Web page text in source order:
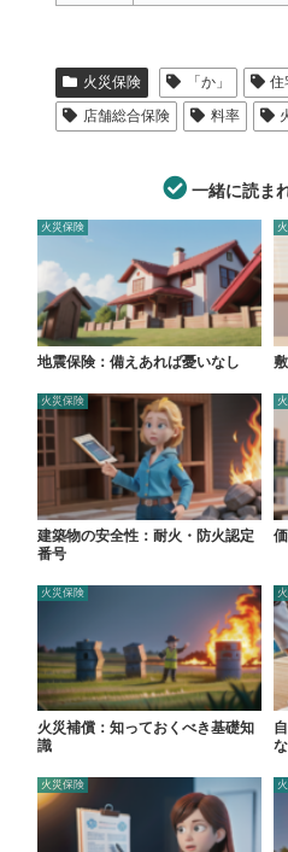
火災保険 「か」 住
店舗総合保険
料率
一緒に読ま
火災保険
地震保険：備えあれば憂いなし
火災保険
建築物の安全性：耐火・防火認定
番号
火災保険
火災補償：知っておくべき基礎知
識
火災保険